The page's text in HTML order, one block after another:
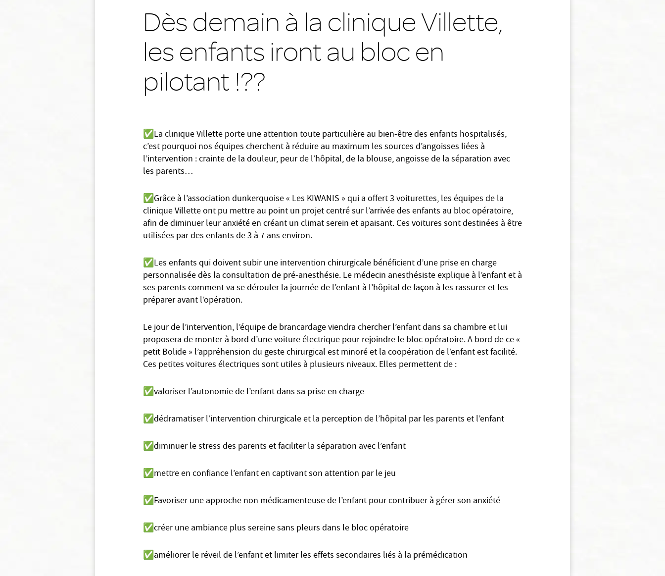
Dès demain à la clinique Villette,
les enfants iront au bloc en
pilotant !??
✅La clinique Villette porte une attention toute particulière au bien-être des enfants hospitalisés,
c’est pourquoi nos équipes cherchent à réduire au maximum les sources d’angoisses liées à
l’intervention : crainte de la douleur, peur de l’hôpital, de la blouse, angoisse de la séparation avec
les parents…
✅Grâce à l’association dunkerquoise « Les KIWANIS » qui a offert 3 voiturettes, les équipes de la
clinique Villette ont pu mettre au point un projet centré sur l’arrivée des enfants au bloc opératoire,
afin de diminuer leur anxiété en créant un climat serein et apaisant. Ces voitures sont destinées à être
utilisées par des enfants de 3 à 7 ans environ.
✅Les enfants qui doivent subir une intervention chirurgicale bénéficient d’une prise en charge
personnalisée dès la consultation de pré-anesthésie. Le médecin anesthésiste explique à l’enfant et à
ses parents comment va se dérouler la journée de l’enfant à l’hôpital de façon à les rassurer et les
préparer avant l’opération.
Le jour de l’intervention, l’équipe de brancardage viendra chercher l’enfant dans sa chambre et lui
proposera de monter à bord d’une voiture électrique pour rejoindre le bloc opératoire. A bord de ce «
petit Bolide » l’appréhension du geste chirurgical est minoré et la coopération de l’enfant est facilité.
Ces petites voitures électriques sont utiles à plusieurs niveaux. Elles permettent de :
✅valoriser l’autonomie de l’enfant dans sa prise en charge
✅dédramatiser l’intervention chirurgicale et la perception de l’hôpital par les parents et l’enfant
✅diminuer le stress des parents et faciliter la séparation avec l’enfant
✅mettre en confiance l’enfant en captivant son attention par le jeu
✅Favoriser une approche non médicamenteuse de l’enfant pour contribuer à gérer son anxiété
✅créer une ambiance plus sereine sans pleurs dans le bloc opératoire
✅améliorer le réveil de l’enfant et limiter les effets secondaires liés à la prémédication